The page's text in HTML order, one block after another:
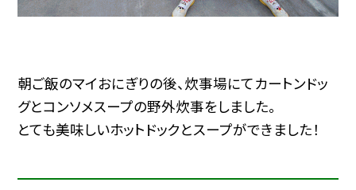
朝ご飯のマイおにぎりの後、炊事場にてカートンドッ
グとコンソメスープの野外炊事をしました。
とても美味しいホットドックとスープができました！